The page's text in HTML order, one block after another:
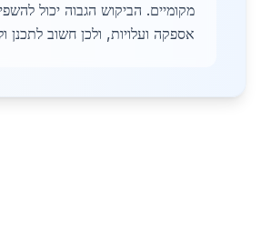
מקומיים. הביקוש הגבוה יכול
אספקה ועלויות, ולכן חשוב לתכנן